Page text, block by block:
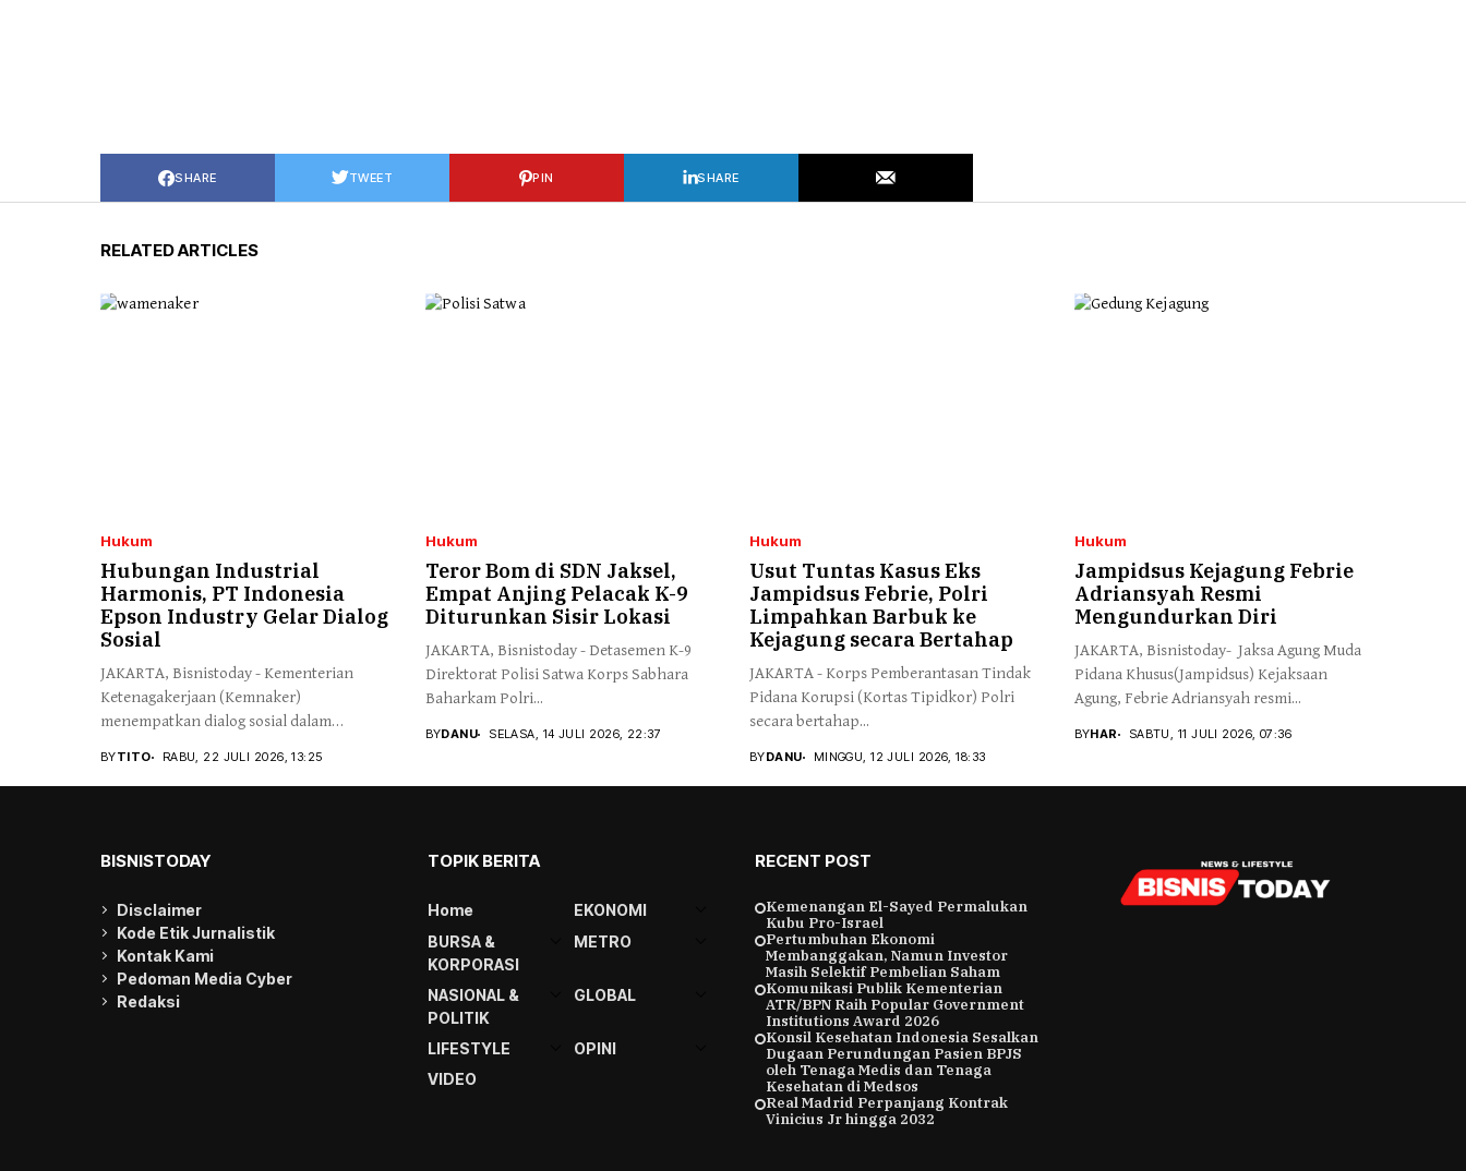
SHARE TWEET PIN SHARE
RELATED ARTICLES
Hukum
Hubungan Industrial
Harmonis, PT Indonesia
Epson Industry Gelar Dialog
Sosial
JAKARTA, Bisnistoday - Kementerian
Ketenagakerjaan (Kemnaker)
menempatkan dialog sosial dalam
BYTITO RABU, 22 JULI 2026, 13:25
Hukum
Teror Bom di SDN Jaksel,
Empat Anjing Pelacak K-9
Diturunkan Sisir Lokasi
JAKARTA, Bisnistoday - Detasemen K-9
Direktorat Polisi Satwa Korps Sabhara
Baharkam Polri...
BYDANU SELASA, 14 JULI 2026, 22:37
Hukum
Usut Tuntas Kasus Eks
Jampidsus Febrie, Polri
Limpahkan Barbuk ke
Kejagung secara Bertahap
JAKARTA - Korps Pemberantasan Tindak
Pidana Korupsi (Kortas Tipidkor) Polri
secara bertahap...
BYDANU MINGGU, 12 JULI 2026, 18:33
Hukum
Jampidsus Kejagung Febrie
Adriansyah Resmi
Mengundurkan Diri
JAKARTA, Bisnistoday- Jaksa Agung Muda
Pidana Khusus(Jampidsus) Kejaksaan
Agung, Febrie Adriansyah resmi...
BYHAR SABTU, 11 JULI 2026, 07:36
BISNISTODAY
Disclaimer
Kode Etik Jurnalistik
Kontak Kami
Pedoman Media Cyber
Redaksi
TOPIK BERITA
Home
EKONOMI
BURSA &
KORPORASI
METRO
NASIONAL &
POLITIK
GLOBAL
LIFESTYLE
OPINI
VIDEO
RECENT POST
Kemenangan El-Sayed Permalukan
Kubu Pro-Israel
Pertumbuhan Ekonomi
Membanggakan, Namun Investor
Masih Selektif Pembelian Saham
Komunikasi Publik Kementerian
ATR/BPN Raih Popular Government
Institutions Award 2026
Konsil Kesehatan Indonesia Sesalkan
Dugaan Perundungan Pasien BPJS
oleh Tenaga Medis dan Tenaga
Kesehatan di Medsos
Real Madrid Perpanjang Kontrak
Vinicius Jr hingga 2032